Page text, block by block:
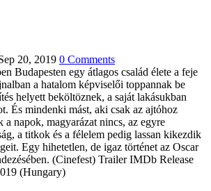
20, 2019 0 Comments
Budapesten egy átlagos család élete a feje
a hatalom képviselői toppannak be
helyett beköltöznek, a saját lakásukban
És mindenki mást, aki csak az ajtóhoz
napok, magyarázat nincs, az egyre
a titkok és a félelem pedig lassan kikezdik
Egy hihetetlen, de igaz történet az Oscar
(Cinefest) Trailer IMDb Release
(Hungary)